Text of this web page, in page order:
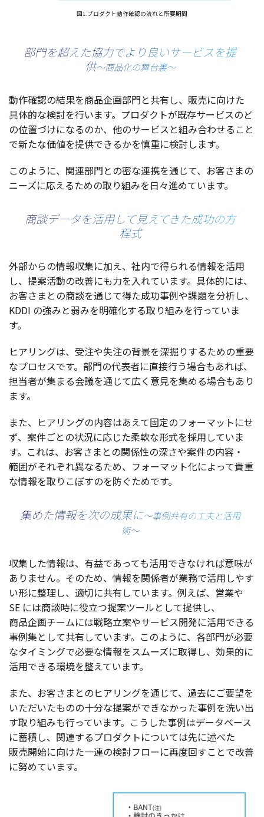
図1.プロダクト動作確認の流れと所要期間
部門を超えた協力でより良いサービスを提
供〜商品化の舞台裏〜
動作確認の結果を商品企画部門と共有し、 販売に向けた
具体的な検討を行います。 プロダクトが既存サービスのど
の位置づけになるのか、他のサービスと組み合わせること
で新たな価値を提供できるかを慎重に検討します。
このように、 関連部門との密な連携を通じて、お客さまの
ニーズに応えるための取り組みを日々進めています。
商談データを活用して見えてきた成功の方
程式
外部からの情報収集に加え、 社内で得られる情報を活用
し、 提案活動の改善にも力を入れています。 具体的には、
お客さまとの商談を通じて得た成功事例や課題を分析し、
KDDI の強みと弱みを明確化する取り組みを行っていま
す。
ヒアリングは、 受注や失注の背景を深掘りするための重要
なプロセスです。 部門の代表者に直接行う場合もあれば、
担当者が集まる会議を通じて広く 意見を集める場合もあり
ます。
また、 ヒアリングの内容はあえて固定のフォーマットにせ
ず、 案件ごとの状況に応じた柔軟な形式を採用していま
す。これは、お客さま との関係性の深さや案件の内容 ・
範囲がそれぞれ異なるため、 フォーマット化によって貴重
な情報を取りこぼすのを防ぐためです。
集めた情報を次の成果に〜事例共有の工夫と活用
術〜
収集した情報は、 有益であっても活用できなければ意味が
ありません。そのため、 情報を関係者が業務で活用しやす
い形に整理し、 適切に共有しています。例えば、 営業や
SE には商談時に役立つ提案ツールとして提供し、
商品企画チームには戦略立案やサービス開発に活用できる
事例集として共有しています。このように、 各部門が必要
なタイミングで必要な情報をスムーズに取得し、 効果的に
活用できる環境を整えています。
また、お客さま とのヒアリングを通じて、 過去にご要望を
いただいたものの十分な提案ができなかった事例を洗い出
す取り組みも行っています。こうした事例はデータベース
に蓄積し、 関連するプロダクトについては先に述べた
販売開始に向けた一連の検討フローに再度回すことで改善
に努めています。